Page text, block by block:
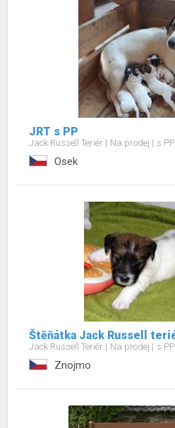
JRT s PP
Jack Russell Teriér Na prodej s
Osek
Štěňátka Jack Russell
Jack Russell Teriér Na prodej s
Znojmo